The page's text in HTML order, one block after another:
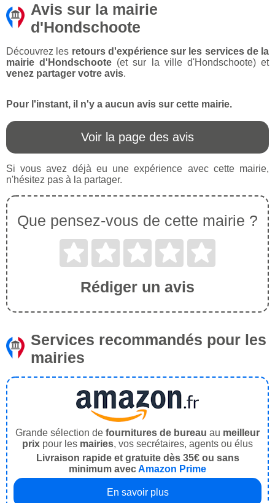
Avis sur la mairie
d'Hondschoote
Découvrez les retours d'expérience sur les services de la
mairie d'Hondschoote (et sur la ville d'Hondschoote) et
venez partager votre avis.
Pour l'instant, il n'y a aucun avis sur cette mairie.
Voir la page des avis
Si vous avez déjà eu une expérience avec cette mairie,
n'hésitez pas à la partager.
Que pensez-vous de cette mairie ?
Rédiger un avis
Services recommandés pour les
mairies
Grande sélection de fournitures de bureau au meilleur
prix pour les mairies, vos secrétaires, agents ou élus
Livraison rapide et gratuite dès 35€ ou sans
minimum avecAmazon Prime
En savoir plus